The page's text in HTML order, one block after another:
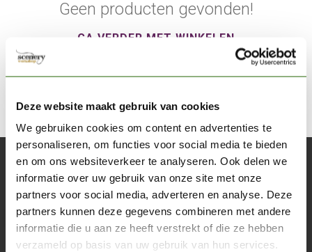
Deze website maakt gebruik van cookies
We gebruiken cookies om content en advertenties te
personaliseren, om functies voor social media te bieden
en om ons websiteverkeer te analyseren. Ook delen we
informatie over uw gebruik van onze site met onze
partners voor social media, adverteren en analyse. Deze
partners kunnen deze gegevens combineren met andere
informatie die u aan ze heeft verstrekt of die ze hebben
verzameld op basis van uw gebruik van hun services.
Geen producten gevonden!
GA VERDER MET WINKELEN
Abonneer je op onze nieuwsbrief
Blijf op de hoogte over onze laatste acties